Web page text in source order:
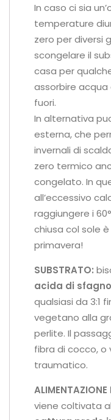
In caso ci sia
temperature
zero per diversi
scongelare il
casa per
assorbire acqua
fuori.
In alternativa
esterna, che
invernali di
zero termico
congelato. In
all’eccessivo
raggiungere i
chiusa col sole
primavera!
SUBSTRATO:
acida di
qualsiasi da 3:1
vegetano alla
perlite. Il
fibra di cocco,
traumatico.
viene coltivata